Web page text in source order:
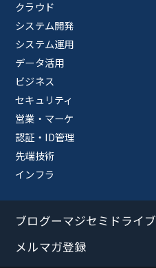
クラウド
システム開発
システム運用
データ活用
ビジネス
セキュリティ
営業・マーケ
認証・ID管理
先端技術
インフラ
ブログーマジセミドライブ
メルマガ登録